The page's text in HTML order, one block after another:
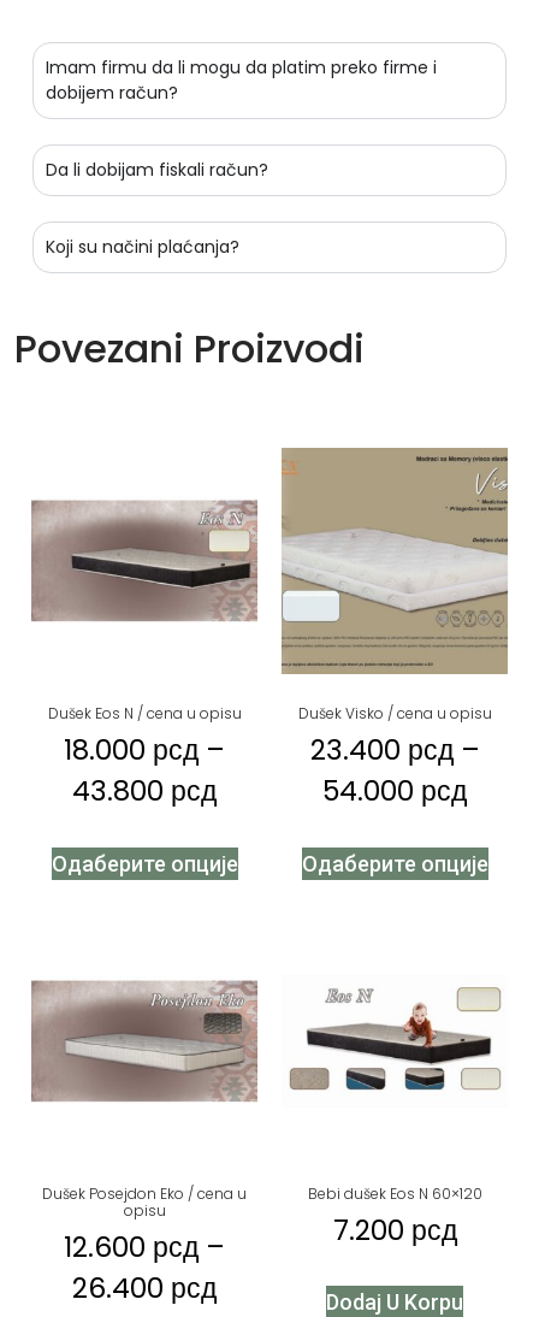
Imam firmu da li mogu da platim preko firme i
dobijem račun?
Da li dobijam fiskali račun?
Koji su načini plaćanja?
Povezani Proizvodi
Dušek Eos N / cena u opisu
18.000 рсд –
43.800 рсд
Одаберите опције
Dušek Visko / cena u opisu
23.400 рсд –
54.000 рсд
Одаберите опције
Dušek Posejdon Eko / cena u
opisu
12.600 рсд –
26.400 рсд
Bebi dušek Eos N 60×120
7.200 рсд
Dodaj U Korpu